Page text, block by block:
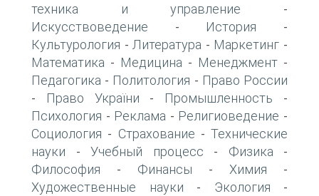
техника и управление -
Искусствоведение - История -
Культурология - Литература - Маркетинг -
Математика - Медицина - Менеджмент -
Педагогика - Политология - Право России
- Право України - Промышленность -
Психология - Реклама - Религиоведение -
Социология - Страхование - Технические
науки - Учебный процесс - Физика -
Философия - Финансы - Химия -
Художественные науки - Экология -